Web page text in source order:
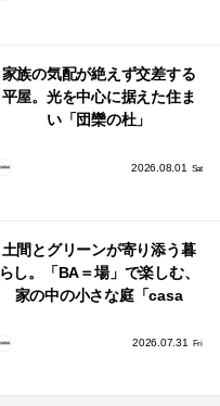
家族の気配が絶えず交差する
平屋。光を中心に据えた住ま
い「団欒の杜」
2026.08.01 Sat
土間とグリーンが寄り添う暮
らし。「BA＝場」で楽しむ、
家の中の小さな庭「casa
2026.07.31 Fri